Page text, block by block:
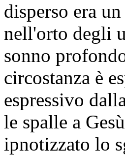
disperso era
nell'orto degli
sonno
circostanza è
espressivo
le spalle a
ipnotizzato lo